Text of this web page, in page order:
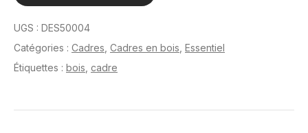
UGS : DES50004
Catégories : Cadres Cadres en bois Essentiel
Étiquettes : bois cadre